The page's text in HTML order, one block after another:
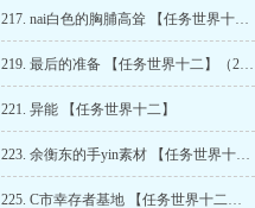
217. nai白色的胸脯高耸 【任务世界十二】
219. 最后的准备 【任务世界十二】（2000珠加更）
221. 异能 【任务世界十二】
223. 余衡东的手yin素材 【任务世界十二】（2100珠加更）
225. C市幸存者基地 【任务世界十二】（2200珠加更）